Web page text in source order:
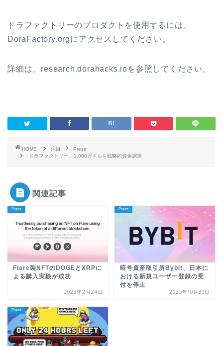
ドラファクトリーのプロダクトを使用するには、
DoraFactory.orgにアクセスしてください。
詳細は、research.dorahacks.ioを参照してください。
HOME 注目
Press
ドラファクトリー、1,000万ドルを戦略的資金調達
関連記事
Press
Flare製NFTのDOGEとXRPに
よる購入実験が成功
2023年2月24日
Press
暗号資産取引所Bybit、日本に
おける新規ユーザー登録の受
付を停止
2025年10月30日
Press